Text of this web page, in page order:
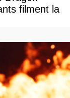
filment la